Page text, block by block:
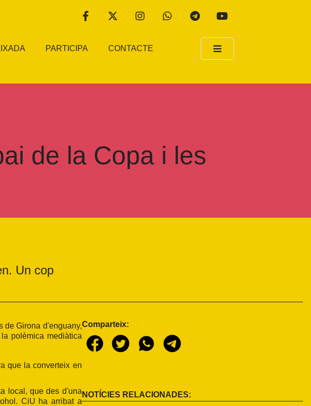
PARTICIPA CONTACTE
de la Copa i les
Un cop
de Girona d'enguany,
polèmica mediàtica
que la converteix en
local, que des d'una
CiU ha arribat a
Comparteix:
NOTÍCIES RELACIONADES: